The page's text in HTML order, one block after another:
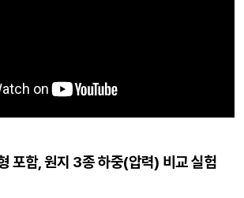
포함, 원지 3종 하중(압력) 비교 실험